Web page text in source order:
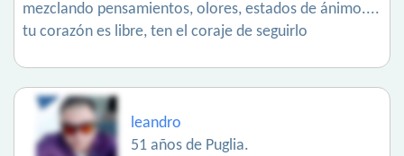
mezclando pensamientos, olores, estados de ánimo....
tu corazón es libre, ten el coraje de seguirlo
leandro
51 años de Puglia.